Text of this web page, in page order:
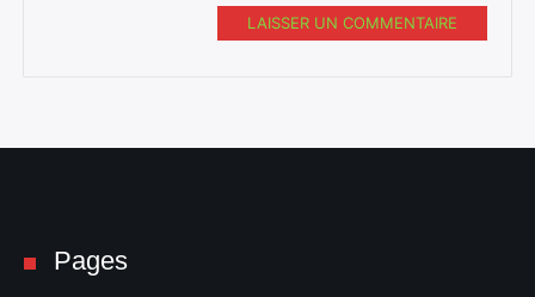
LAISSER UN COMMENTAIRE
Pages